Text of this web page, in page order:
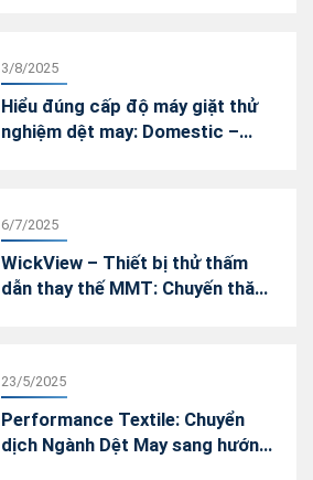
3/8/2025
Hiểu đúng cấp độ máy giặt thử
nghiệm dệt may: Domestic –
6/7/2025
WickView – Thiết bị thử thấm
dẫn thay thế MMT: Chuyến thăm
23/5/2025
Performance Textile: Chuyển
dịch Ngành Dệt May sang hướng